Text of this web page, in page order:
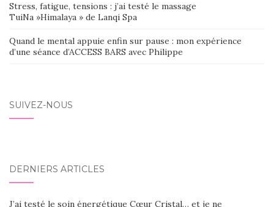
Stress, fatigue, tensions : j’ai testé le massage
TuiNa »Himalaya » de Lanqi Spa
Quand le mental appuie enfin sur pause : mon expérience
d’une séance d’ACCESS BARS avec Philippe
SUIVEZ-NOUS
DERNIERS ARTICLES
J’ai testé le soin énergétique Cœur Cristal… et je ne